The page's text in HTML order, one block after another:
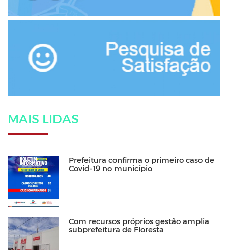
MAIS LIDAS
Prefeitura confirma o primeiro caso de
Covid-19 no município
Com recursos próprios gestão amplia
subprefeitura de Floresta